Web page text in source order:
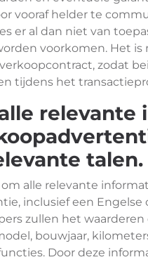
vooraf helder te
er al dan niet van
voorkomen. Het is
zodat
tijdens het
relevante
talen.
alle relevante
inclusief een
zullen het
bouwjaar,
Door deze